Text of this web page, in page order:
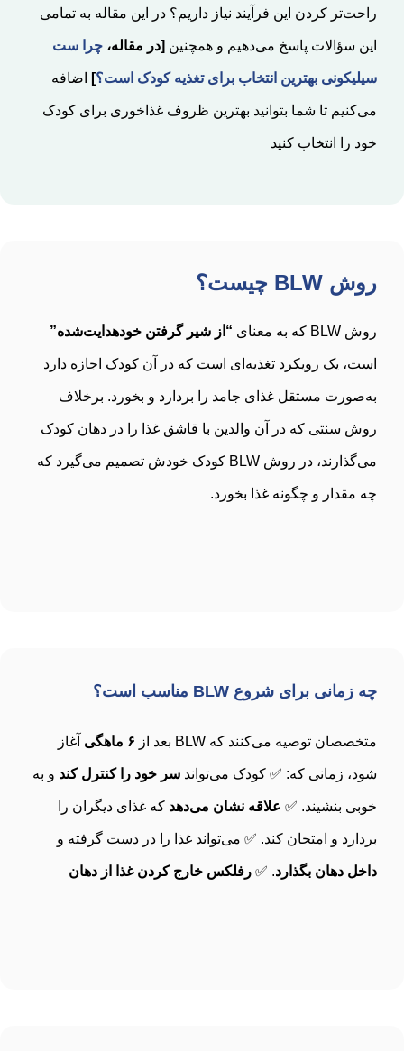
راحت‌تر کردن این فرآیند نیاز داریم؟ در این مقاله به تمامی
این سؤالات پاسخ می‌دهیم و همچنین [در مقاله، چرا ست
سیلیکونی بهترین انتخاب برای تغذیه کودک است؟] اضافه
می‌کنیم تا شما بتوانید بهترین ظروف غذاخوری برای کودک
خود را انتخاب کنید
روش BLW چیست؟
روش BLW که به معنای “از شیر گرفتن خودهدایت‌شده”
است، یک رویکرد تغذیه‌ای است که در آن کودک اجازه دارد
به‌صورت مستقل غذای جامد را بردارد و بخورد. برخلاف
روش سنتی که در آن والدین با قاشق غذا را در دهان کودک
می‌گذارند، در روش BLW کودک خودش تصمیم می‌گیرد که
چه مقدار و چگونه غذا بخورد.
چه زمانی برای شروع BLW مناسب است؟
متخصصان توصیه می‌کنند که BLW بعد از ۶ ماهگی آغاز
شود، زمانی که: ✅ کودک می‌تواند سر خود را کنترل کند و به
خوبی بنشیند. ✅ علاقه نشان می‌دهد که غذای دیگران را
بردارد و امتحان کند. ✅ می‌تواند غذا را در دست گرفته و
داخل دهان بگذارد. ✅ رفلکس خارج کردن غذا از دهان